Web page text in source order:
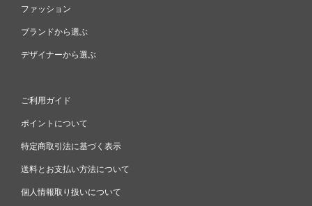
ファッション
ブランドから選ぶ
デザイナーから選ぶ
ご利用ガイド
ポイントについて
特定商取引法に基づく表示
送料とお支払い方法について
個人情報取り扱いについて